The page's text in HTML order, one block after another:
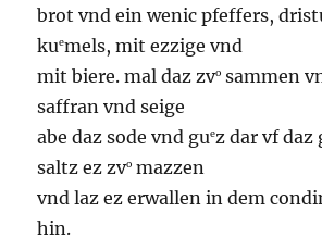
brot vnd ein wenic pfeffers,
kuemels, mit ezzige vnd
mit biere. mal daz zvo sammen
saffran vnd seige
abe daz sode vnd guez dar vf daz
saltz ez zvo mazzen
vnd laz ez erwallen in dem
hin.